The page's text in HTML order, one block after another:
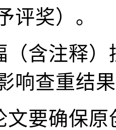
评奖）。
（含注释）
响查重结
文要确保